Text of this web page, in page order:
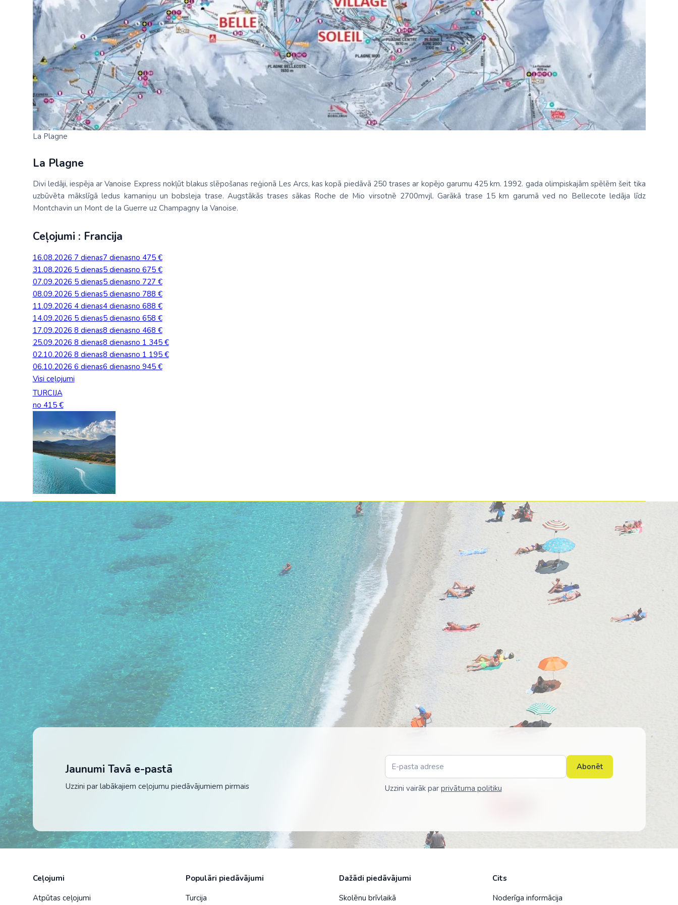
Gruzija: Batumi
Itālija: Kalabrija
Itālija: Sardīnija
Itālija: Sicīlija
Kipra
Madeira
Spānija: Barselona
Spānija: Malaga
Spānija: Maljorka
Tenerife
TURCIJA
Turcija PREMIUM
No Viļņas: Hurgada
No Viļņas: Šarm el Šeiha
Tunisija
Zanzibāra (pārsēš. Stambulā)
Francija
Grieķija
Gruzija
Horvātija
Islande
Itālija
Monako
Portugāle
Rumānija
Somija
Spānija
Šveice
Kenija
Maroka
Seišelu salas
Senegāla
Tanzānija
Dienvidkoreja
Filipīnas
Indija
Indonēzija
Japāna
Jaunzēlande
Ķīna
Kolumbija
Kostarika
Kuba
Meksika
Panama
Horvātija Nīderlande Spānija
Palīdzība ārkārtas situācijās
BALTA ceļojumu apdrošināšana
Anketas vīzu noformēšanai
Lidojumu atcelšana un kavēšanās
Auto noma
La Plagne
La Plagne
Divi ledāji, iespēja ar Vanoise Express nokļūt blakus slēpošanas reģionā Les Arcs, kas kopā piedāvā 250 trases ar kopējo garumu 425 km. 1992. gada olimpiskajām spēlēm šeit tika
uzbūvēta mākslīgā ledus kamaniņu un bobsleja trase. Augstākās trases sākas Roche de Mio virsotnē 2700mvjl. Garākā trase 15 km garumā ved no Bellecote ledāja līdz
Montchavin un Mont de la Guerre uz Champagny la Vanoise.
Ceļojumi : Francija
16.08.2026 7 dienas7 dienasno 475 €
31.08.2026 5 dienas5 dienasno 675 €
07.09.2026 5 dienas5 dienasno 727 €
08.09.2026 5 dienas5 dienasno 788 €
11.09.2026 4 dienas4 dienasno 688 €
14.09.2026 5 dienas5 dienasno 658 €
17.09.2026 8 dienas8 dienasno 468 €
25.09.2026 8 dienas8 dienasno 1 345 €
02.10.2026 8 dienas8 dienasno 1 195 €
06.10.2026 6 dienas6 dienasno 945 €
Visi ceļojumi
TURCIJA
no 415 €
16. - 23. janvāris
lidojums, bagāža, transfērs, viesnīca
bez ēdināšanas
RESIDENCE LAGRANGE VACANCES
PRESTIGE ASPEN 4★
1 276 €
16. - 23. janvāris
lidojums, bagāža, transfērs, viesnīca
bez ēdināšanas
RESIDENCE LE PELVOUX 4★
1 285 €
16. - 23. janvāris
lidojums, bagāža, transfērs, viesnīca
bez ēdināšanas
RESIDENCE LAGRANGE VACANCES
PRESTIGE LES CHALETS EDELWEISS 4★
1 309 €
09. - 16. janvāris
lidojums, bagāža, transfērs, viesnīca
bez ēdināšanas
RESIDENCE PRESTIGE FRONT DE NEIGE
Jaunumi Tavā e-pastā
Uzzini par labākajiem ceļojumu piedāvājumiem pirmais Uzzini vairāk par privātuma politiku
Abonēt
Ceļojumi
Atpūtas ceļojumi
Populāri piedāvājumi
Turcija
Dažādi piedāvājumi
Skolēnu brīvlaikā
Cits
Noderīga informācija